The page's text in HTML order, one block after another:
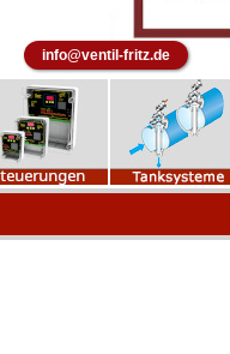
info@ventil-fritz.de